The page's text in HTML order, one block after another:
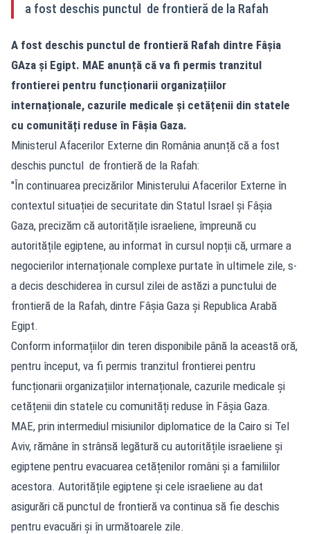
a fost deschis punctul de frontieră de la Rafah
A fost deschis punctul de frontieră Rafah dintre Fâșia
GAza și Egipt. MAE anunță că va fi permis tranzitul
frontierei pentru funcționarii organizațiilor
internaționale, cazurile medicale și cetățenii din statele
cu comunități reduse în Fâșia Gaza.
Ministerul Afacerilor Externe din România anunță că a fost
deschis punctul de frontieră de la Rafah:
"În continuarea precizărilor Ministerului Afacerilor Externe în
contextul situației de securitate din Statul Israel și Fâșia
Gaza, precizăm că autoritățile israeliene, împreună cu
autoritățile egiptene, au informat în cursul nopții că, urmare a
negocierilor internaționale complexe purtate în ultimele zile, s-
a decis deschiderea în cursul zilei de astăzi a punctului de
frontieră de la Rafah, dintre Fâșia Gaza și Republica Arabă
Egipt.
Conform informațiilor din teren disponibile până la această oră,
pentru început, va fi permis tranzitul frontierei pentru
funcționarii organizațiilor internaționale, cazurile medicale și
cetățenii din statele cu comunități reduse în Fâșia Gaza.
MAE, prin intermediul misiunilor diplomatice de la Cairo si Tel
Aviv, rămâne în strânsă legătură cu autoritățile israeliene și
egiptene pentru evacuarea cetățenilor români și a familiilor
acestora. Autoritățile egiptene și cele israeliene au dat
asigurări că punctul de frontieră va continua să fie deschis
pentru evacuări și în următoarele zile.